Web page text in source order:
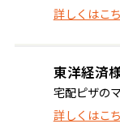
詳しくはこ
東洋経済
宅配ピザの
詳しくはこ